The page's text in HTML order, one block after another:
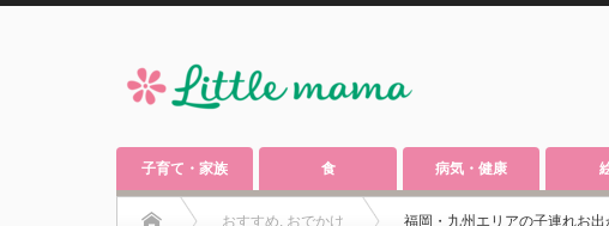
子育て・家族 食 病気・健康
おすすめ, おでかけ 福岡・九州エリアの子連れお